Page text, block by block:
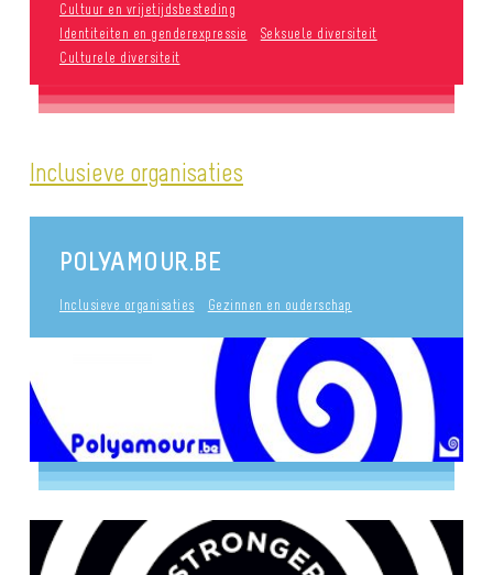
Cultuur en vrijetijdsbesteding
Identiteiten en genderexpressie
Seksuele diversiteit
Culturele diversiteit
Inclusieve organisaties
POLYAMOUR.BE
Inclusieve organisaties Gezinnen en ouderschap